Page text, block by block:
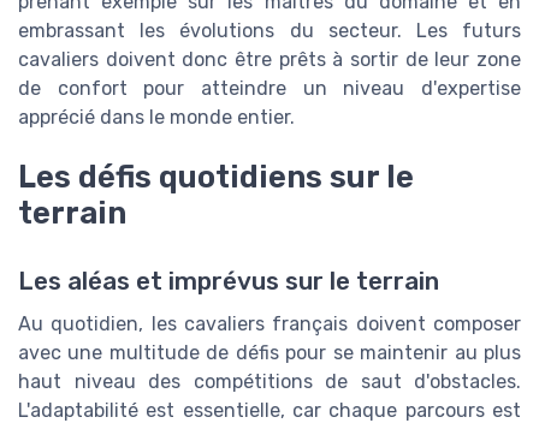
embrassant les évolutions du secteur. Les futurs
cavaliers doivent donc être prêts à sortir de leur zone
de confort pour atteindre un niveau d'expertise
apprécié dans le monde entier.
Les défis quotidiens sur le
terrain
Les aléas et imprévus sur le terrain
Au quotidien, les cavaliers français doivent composer
avec une multitude de défis pour se maintenir au plus
haut niveau des compétitions de saut d'obstacles.
L'adaptabilité est essentielle, car chaque parcours est